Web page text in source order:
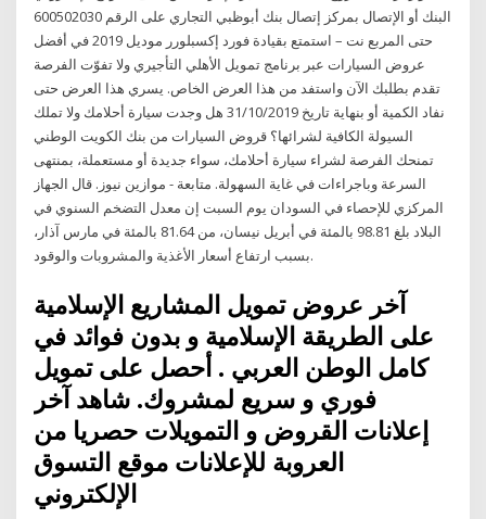
البنك أو الإتصال بمركز إتصال بنك أبوظبي التجاري على الرقم 600502030
حتى المربع نت – استمتع بقيادة فورد إكسبلورر موديل 2019 في أفضل
عروض السيارات عبر برنامج تمويل الأهلي التأجيري ولا تفوّت الفرصة
تقدم بطلبك الآن واستفد من هذا العرض الخاص. يسري هذا العرض حتى
نفاد الكمية أو بنهاية تاريخ 31/10/2019 هل وجدت سيارة أحلامك ولا تملك
السيولة الكافية لشرائها؟ قروض السيارات من بنك الكويت الوطني
تمنحك الفرصة لشراء سيارة أحلامك، سواء جديدة أو مستعملة، بمنتهى
السرعة وباجراءات في غاية السهولة. متابعة - موازين نيوز. قال الجهاز
المركزي للإحصاء في السودان يوم السبت إن معدل التضخم السنوي في
البلاد بلغ 98.81 بالمئة في أبريل نيسان، من 81.64 بالمئة في مارس آذار،
بسبب ارتفاع أسعار الأغذية والمشروبات والوقود.
آخر عروض تمويل المشاريع الإسلامية
على الطريقة الإسلامية و بدون فوائد في
كامل الوطن العربي . أحصل على تمويل
فوري و سريع لمشروك. شاهد آخر
إعلانات القروض و التمويلات حصريا من
العروبة للإعلانات موقع التسوق
الإلكتروني